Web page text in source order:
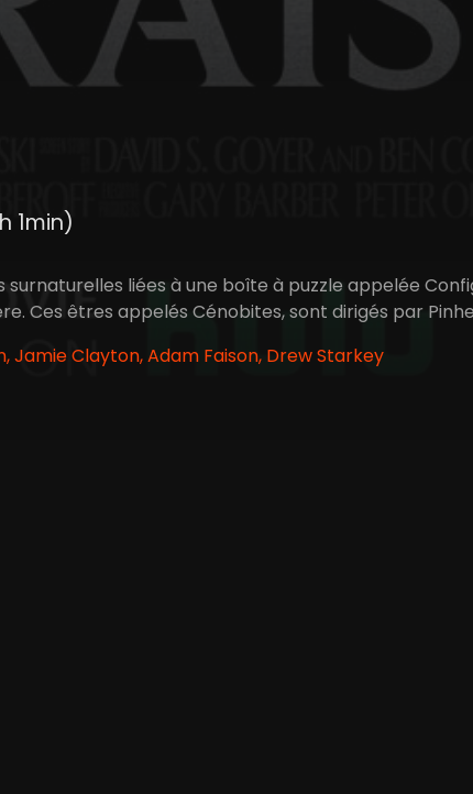
1min)
liées à une boîte à puzzle appelée
Ces êtres appelés Cénobites, sont dirigés par
Jamie Clayton, Adam Faison, Drew Starkey